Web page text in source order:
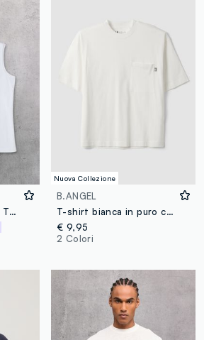
Bipack Everyday Tank Top White
Nuova Collezione
B.ANGEL
T-shirt bianca in puro cotone girocollo con taschino boxy fit
€ 9,95
2 Colori